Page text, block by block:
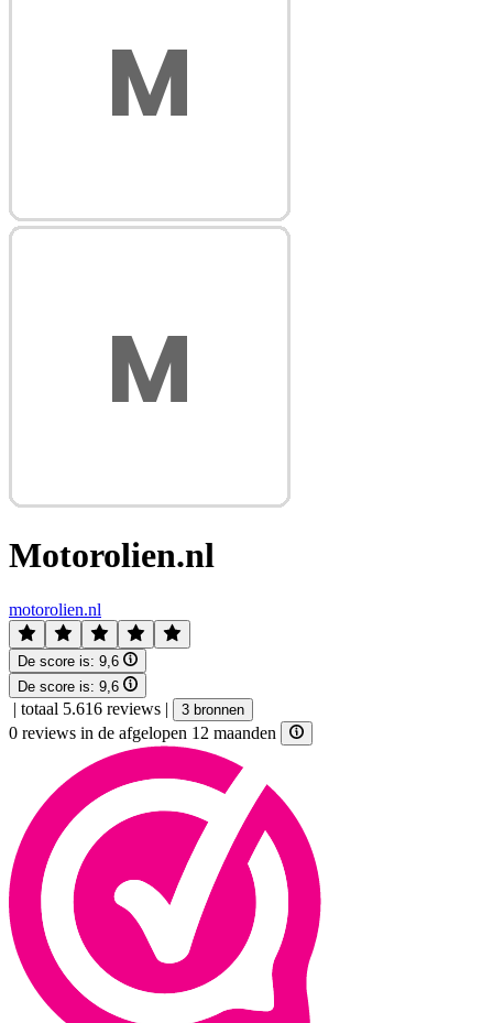
Motorolien.nl
motorolien.nl
De score is: 9,6
De score is: 9,6
| totaal 5.616 reviews | 3 bronnen
0 reviews in de afgelopen 12 maanden